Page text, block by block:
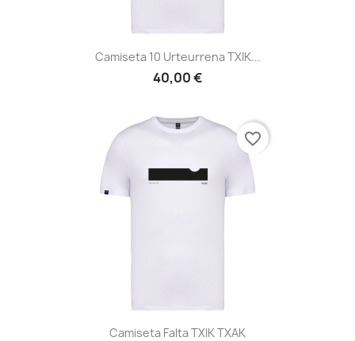
Camiseta 10 Urteurrena TXIK...
40,00 €
Camiseta Falta TXIK TXAK
favorite_border